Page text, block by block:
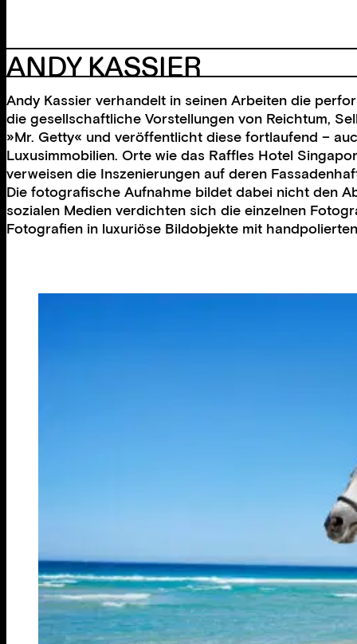
ANDY KASSIER
Andy Kassier verhandelt in seinen Arbeiten die
die gesellschaftliche Vorstellungen von Reichtum,
»Mr. Getty« und veröffentlicht diese fortlaufend –
Luxusimmobilien. Orte wie das Raffles Hotel
verweisen die Inszenierungen auf deren
Die fotografische Aufnahme bildet dabei nicht den
sozialen Medien verdichten sich die einzelnen
Fotografien in luxuriöse Bildobjekte mit